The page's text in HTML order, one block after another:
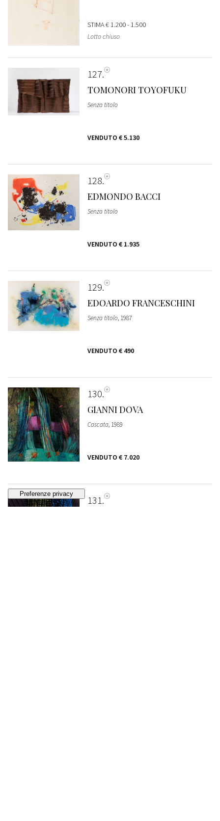
STIMA€ 1.200 - 1.500
Lotto chiuso
127
TOMONORI TOYOFUKU
Senza titolo
VENDUTO € 5.130
128
EDMONDO BACCI
Senza titolo
VENDUTO € 1.935
129
EDOARDO FRANCESCHINI
Senza titolo, 1987
VENDUTO € 490
130
GIANNI DOVA
Cascata, 1989
VENDUTO € 7.020
131